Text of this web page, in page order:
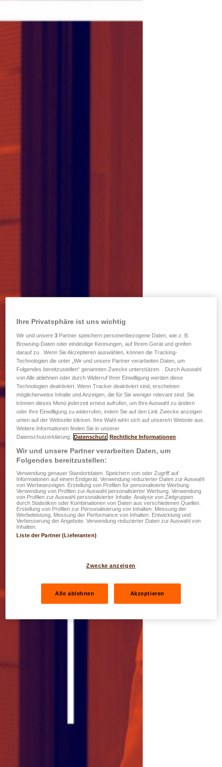
Ihre Privatsphäre ist uns wichtig
Wir und unsere3 Partner speichern personenbezogene Daten, wie z. B.
Browsing-Daten oder eindeutige Kennungen, auf Ihrem Gerät und greifen
darauf zu . Wenn Sie Akzeptieren auswählen, können die Tracking-
Technologien die unter „Wir und unsere Partner verarbeiten Daten, um
Folgendes bereitzustellen“ genannten Zwecke unterstützen. . Durch Auswahl
von Alle ablehnen oder durch Widerruf Ihrer Einwilligung werden diese
Technologien deaktiviert. Wenn Tracker deaktiviert sind, erscheinen
möglicherweise Inhalte und Anzeigen, die für Sie weniger relevant sind. Sie
können dieses Menü jederzeit erneut aufrufen, um Ihre Auswahl zu ändern
oder Ihre Einwilligung zu widerrufen, indem Sie auf den Link Zwecke anzeigen
unten auf der Webseite klicken. Ihre Wahl wirkt sich auf unsere/n Website aus.
Weitere Informationen finden Sie in unserer
Datenschutzerklärung.
Datenschutz Rechtliche Informationen
Wir und unsere Partner verarbeiten Daten, um
Folgendes bereitzustellen:
Verwendung genauer Standortdaten. Speichern von oder Zugriff auf
Informationen auf einem Endgerät. Verwendung reduzierter Daten zur Auswahl
von Werbeanzeigen. Erstellung von Profilen für personalisierte Werbung.
Verwendung von Profilen zur Auswahl personalisierter Werbung. Verwendung
von Profilen zur Auswahl personalisierter Inhalte. Analyse von Zielgruppen
durch Statistiken oder Kombinationen von Daten aus verschiedenen Quellen.
Erstellung von Profilen zur Personalisierung von Inhalten. Messung der
Werbeleistung. Messung der Performance von Inhalten. Entwicklung und
Verbesserung der Angebote. Verwendung reduzierter Daten zur Auswahl von
Inhalten.
Liste der Partner (Lieferanten)
Zwecke anzeigen
Alle ablehnen Akzeptieren